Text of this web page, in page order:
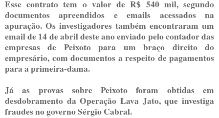
Esse contrato tem o valor de R$ 540 mil, segundo
documentos apreendidos e emails acessados na
apuração. Os investigadores também encontraram um
email de 14 de abril deste ano enviado pelo contador das
empresas de Peixoto para um braço direito do
empresário, com documentos a respeito de pagamentos
para a primeira-dama.
Já as provas sobre Peixoto foram obtidas em
desdobramento da Operação Lava Jato, que investiga
fraudes no governo Sérgio Cabral.